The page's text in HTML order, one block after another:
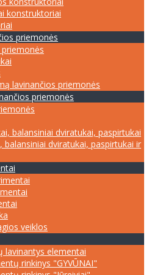
konstruktoriai
priemonės
lavinančios priemonės
priemonės
balansiniai dviratukai, paspirtukai
balansiniai dviratukai, paspirtukai ir
veiklos
lavinantys elementai
rinkinys "GYVŪNAI"